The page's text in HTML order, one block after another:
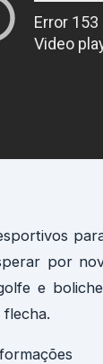
por
e
flecha.